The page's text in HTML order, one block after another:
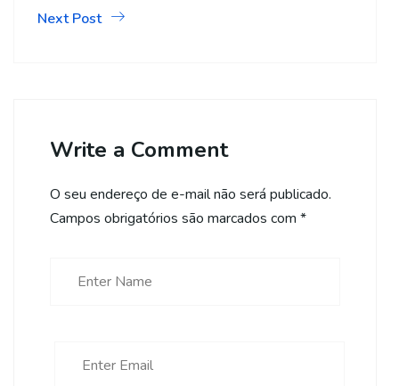
Next Post
Write a Comment
O seu endereço de e-mail não será publicado.
Campos obrigatórios são marcados com *